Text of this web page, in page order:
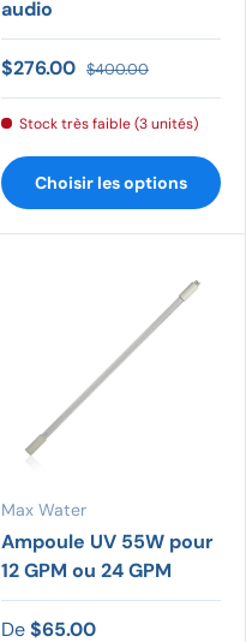
audio
$276.00 $400.00
Stock très faible (3 unités)
Choisir les options
Max Water
Ampoule UV 55W pour
12 GPM ou 24 GPM
De$65.00